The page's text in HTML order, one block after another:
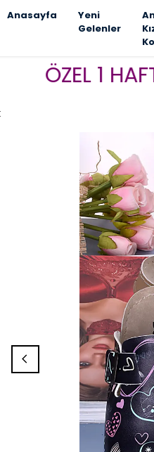
Anasayfa
Yeni
Gelenler
1